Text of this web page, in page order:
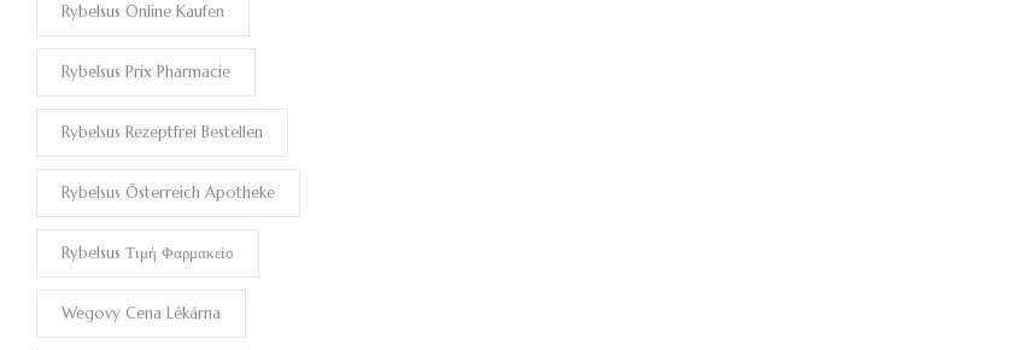
Rybelsus Online Kaufen
Rybelsus Prix Pharmacie
Rybelsus Rezeptfrei Bestellen
Rybelsus Österreich Apotheke
Rybelsus Τιμή Φαρμακείο
Wegovy Cena Lékárna